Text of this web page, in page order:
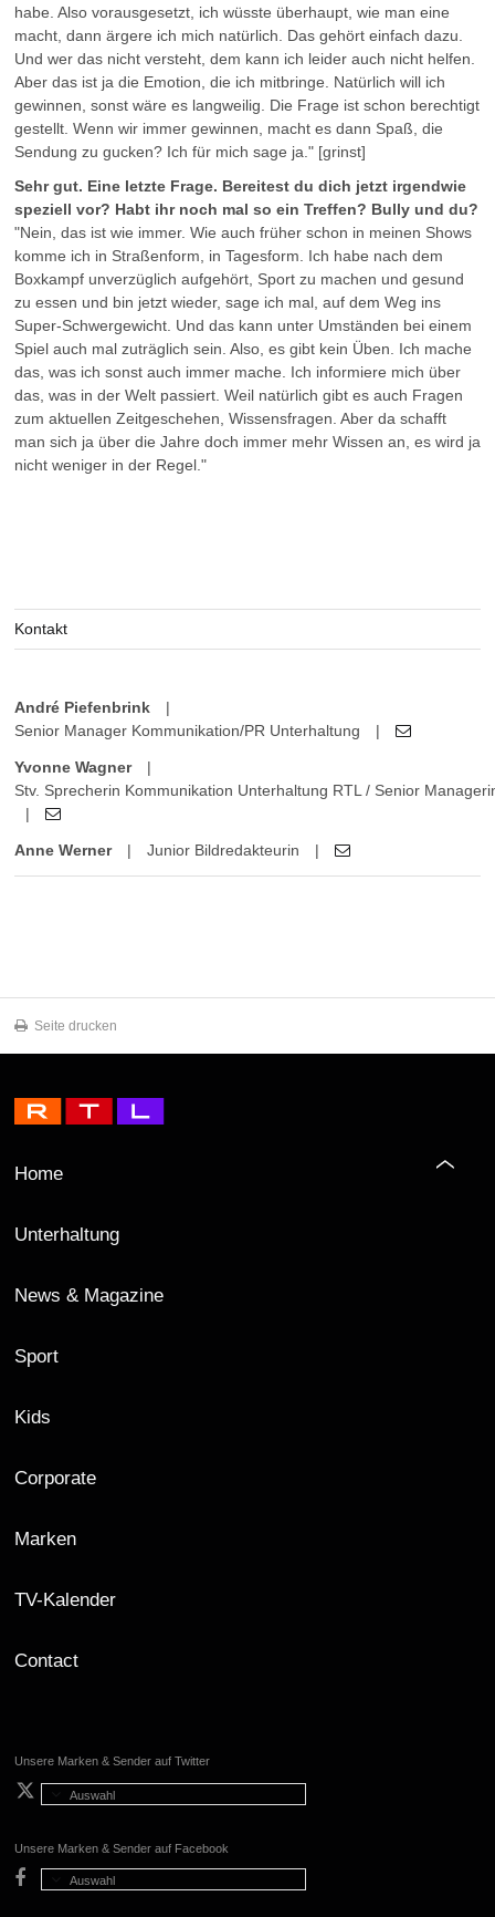
habe. Also vorausgesetzt, ich wüsste überhaupt, wie man eine
macht, dann ärgere ich mich natürlich. Das gehört einfach dazu.
Und wer das nicht versteht, dem kann ich leider auch nicht helfen.
Aber das ist ja die Emotion, die ich mitbringe. Natürlich will ich
gewinnen, sonst wäre es langweilig. Die Frage ist schon berechtigt
gestellt. Wenn wir immer gewinnen, macht es dann Spaß, die
Sendung zu gucken? Ich für mich sage ja." [grinst]
Sehr gut. Eine letzte Frage. Bereitest du dich jetzt irgendwie
speziell vor? Habt ihr noch mal so ein Treffen? Bully und du?
"Nein, das ist wie immer. Wie auch früher schon in meinen Shows
komme ich in Straßenform, in Tagesform. Ich habe nach dem
Boxkampf unverzüglich aufgehört, Sport zu machen und gesund
zu essen und bin jetzt wieder, sage ich mal, auf dem Weg ins
Super-Schwergewicht. Und das kann unter Umständen bei einem
Spiel auch mal zuträglich sein. Also, es gibt kein Üben. Ich mache
das, was ich sonst auch immer mache. Ich informiere mich über
das, was in der Welt passiert. Weil natürlich gibt es auch Fragen
zum aktuellen Zeitgeschehen, Wissensfragen. Aber da schafft
man sich ja über die Jahre doch immer mehr Wissen an, es wird ja
nicht weniger in der Regel."
Kontakt
André Piefenbrink
|
Senior Manager Kommunikation/PR Unterhaltung
|
Yvonne Wagner
|
Stv. Sprecherin Kommunikation Unterhaltung RTL / Senior
|
Anne Werner | Junior Bildredakteurin |
Seite drucken
Home
Unterhaltung
News & Magazine
Sport
Kids
Corporate
Marken
TV-Kalender
Contact
Unsere Marken & Sender auf Twitter
Auswahl
Unsere Marken & Sender auf Facebook
Auswahl